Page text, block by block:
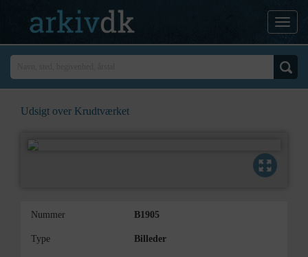
Udsigt over Krudtværket
Nummer B1905
Type Billeder